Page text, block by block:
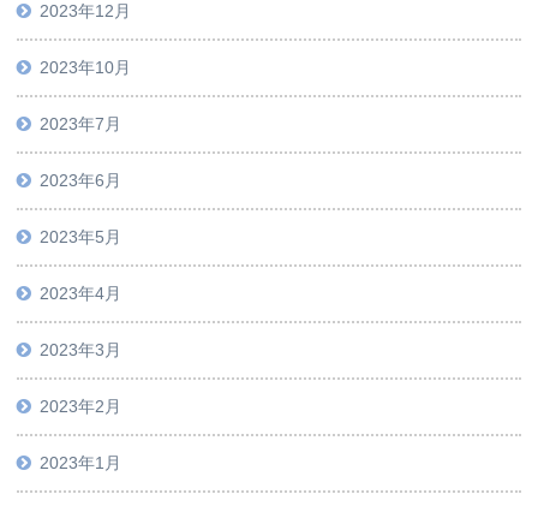
2023年12月
2023年10月
2023年7月
2023年6月
2023年5月
2023年4月
2023年3月
2023年2月
2023年1月